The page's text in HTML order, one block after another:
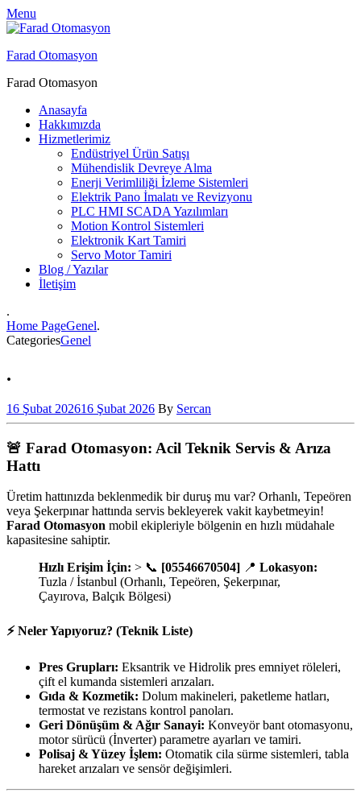
Menu
Farad Otomasyon
Farad Otomasyon
Anasayfa
Hakkımızda
Hizmetlerimiz
Endüstriyel Ürün Satışı
Mühendislik Devreye Alma
Enerji Verimliliği İzleme Sistemleri
Elektrik Pano İmalatı ve Revizyonu
PLC HMI SCADA Yazılımları
Motion Kontrol Sistemleri
Elektronik Kart Tamiri
Servo Motor Tamiri
Blog / Yazılar
İletişim
.
Home PageGenel.
CategoriesGenel
.
16 Şubat 202616 Şubat 2026 By Sercan
🚨 Farad Otomasyon: Acil Teknik Servis & Arıza
Hattı
Üretim hattınızda beklenmedik bir duruş mu var? Orhanlı, Tepeören
veya Şekerpınar hattında servis bekleyerek vakit kaybetmeyin!
Farad Otomasyon mobil ekipleriyle bölgenin en hızlı müdahale
kapasitesine sahiptir.
Hızlı Erişim İçin: > 📞 [05546670504] 📍 Lokasyon:
Tuzla / İstanbul (Orhanlı, Tepeören, Şekerpınar,
Çayırova, Balçık Bölgesi)
⚡ Neler Yapıyoruz? (Teknik Liste)
Pres Grupları: Eksantrik ve Hidrolik pres emniyet röleleri,
çift el kumanda sistemleri arızaları.
Gıda & Kozmetik: Dolum makineleri, paketleme hatları,
termostat ve rezistans kontrol panoları.
Geri Dönüşüm & Ağır Sanayi: Konveyör bant otomasyonu,
motor sürücü (İnverter) parametre ayarları ve tamiri.
Polisaj & Yüzey İşlem: Otomatik cila sürme sistemleri, tabla
hareket arızaları ve sensör değişimleri.